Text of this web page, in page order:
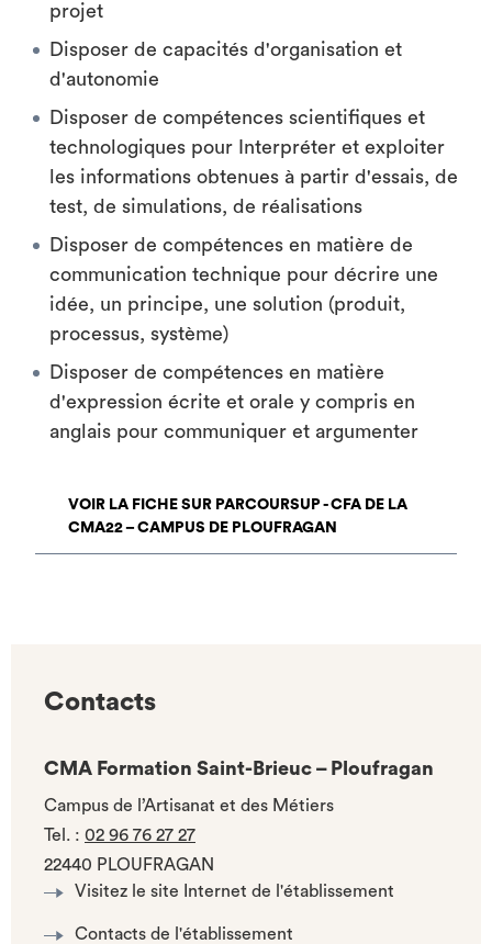
projet
Disposer de capacités d'organisation et
d'autonomie
Disposer de compétences scientifiques et
technologiques pour Interpréter et exploiter
les informations obtenues à partir d'essais, de
test, de simulations, de réalisations
Disposer de compétences en matière de
communication technique pour décrire une
idée, un principe, une solution (produit,
processus, système)
Disposer de compétences en matière
d'expression écrite et orale y compris en
anglais pour communiquer et argumenter
VOIR LA FICHE SUR PARCOURSUP - CFA DE LA
CMA22 – CAMPUS DE PLOUFRAGAN
Contacts
CMA Formation Saint-Brieuc – Ploufragan
Campus de l’Artisanat et des Métiers
Tel. : 02 96 76 27 27
22440 PLOUFRAGAN
Visitez le site Internet de l'établissement
Contacts de l'établissement